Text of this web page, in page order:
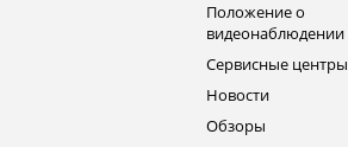
Положение о
видеонаблюдении
Сервисные центры
Новости
Обзоры